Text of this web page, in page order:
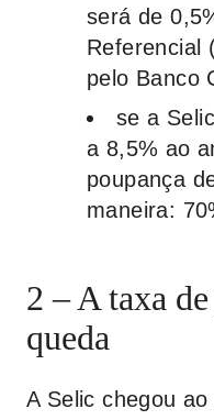
será de
Referencial
pelo Banco
se a
a 8,5% ao
poupança
maneira:
2 – A taxa
queda
A Selic chegou